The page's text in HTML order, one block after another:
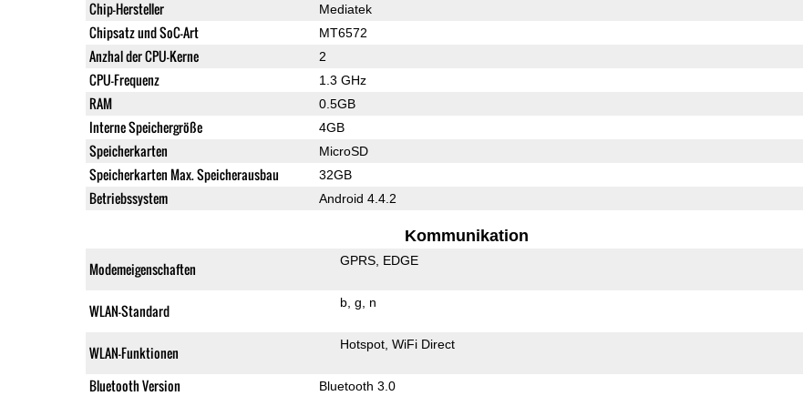
Chip-Hersteller Mediatek
Chipsatz und SoC-Art MT6572
Anzhal der CPU-Kerne 2
CPU-Frequenz 1.3 GHz
RAM 0.5GB
Interne Speichergröße 4GB
Speicherkarten MicroSD
Speicherkarten Max. Speicherausbau 32GB
Betriebssystem Android 4.4.2
Kommunikation
Modemeigenschaften GPRS EDGE
WLAN-Standard b g n
WLAN-Funktionen Hotspot WiFi Direct
Bluetooth Version Bluetooth 3.0